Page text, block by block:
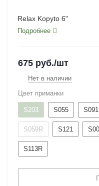
Relax Kopyto 6"
Подробнее
675 руб./шт
Нет в наличии
Цвет приманки
S203 S055 S091
S059R S121
S113R